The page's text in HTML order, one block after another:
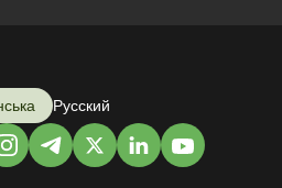
Русский